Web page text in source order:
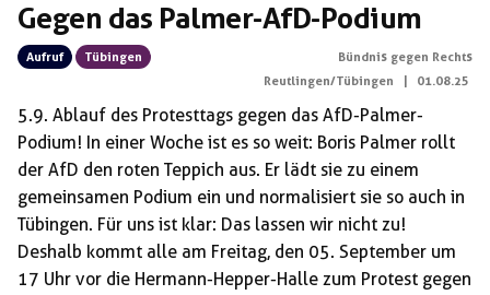
Gegen das Palmer-AfD-Podium
Aufruf Tübingen
Bündnis gegen Rechts
Reutlingen/Tübingen
01.08.25
5.9. Ablauf des Protesttags gegen das AfD-Palmer-
Podium! In einer Woche ist es so weit: Boris Palmer rollt
der AfD den roten Teppich aus. Er lädt sie zu einem
gemeinsamen Podium ein und normalisiert sie so auch in
Tübingen. Für uns ist klar: Das lassen wir nicht zu!
Deshalb kommt alle am Freitag, den 05. September um
17 Uhr vor die Hermann-Hepper-Halle zum Protest gegen